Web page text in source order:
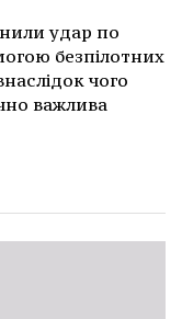
удар по
безпілотних
чого
важлива